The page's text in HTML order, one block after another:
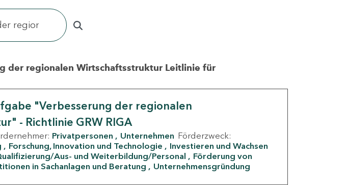
der regionalen Wirtschaftsstruktur Leitlinie für
"Verbesserung der regionalen
- Richtlinie GRW RIGA
Privatpersonen Unternehmen Förderzweck:
Forschung, Innovation und Technologie
Investieren und Wachsen
Aus- und Weiterbildung/Personal
Förderung von
in Sachanlagen und Beratung Unternehmensgründung